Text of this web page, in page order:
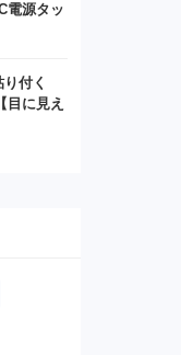
電源タッ
付く
目に見え